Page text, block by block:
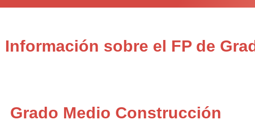
Información sobre el FP de
Grado Medio Construcción